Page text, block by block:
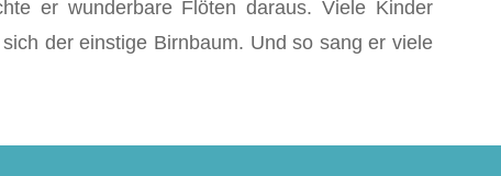
er wunderbare Flöten daraus. Viele Kinder
der einstige Birnbaum. Und so sang er viele